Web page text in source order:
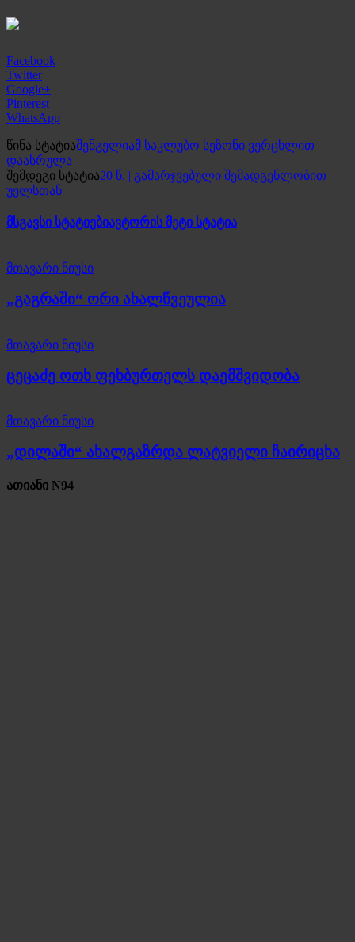
Facebook
Twitter
Google+
Pinterest
WhatsApp
წინა სტატიაშენგელიამ საკლუბო სეზონი ვერცხლით
დაასრულა
შემდეგი სტატია20 წ. | გამარჯვებული შემადგენლობით
უელსთან
მსგავსი სტატიებიავტორის მეტი სტატია
მთავარი ნიუსი
„გაგრაში“ ორი ახალწვეულია
მთავარი ნიუსი
ცეცაძე ოთხ ფეხბურთელს დაემშვიდობა
მთავარი ნიუსი
„დილაში“ ახალგაზრდა ლატვიელი ჩაირიცხა
ათიანი N94